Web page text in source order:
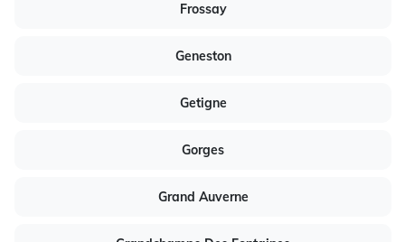
Frossay
Geneston
Getigne
Gorges
Grand Auverne